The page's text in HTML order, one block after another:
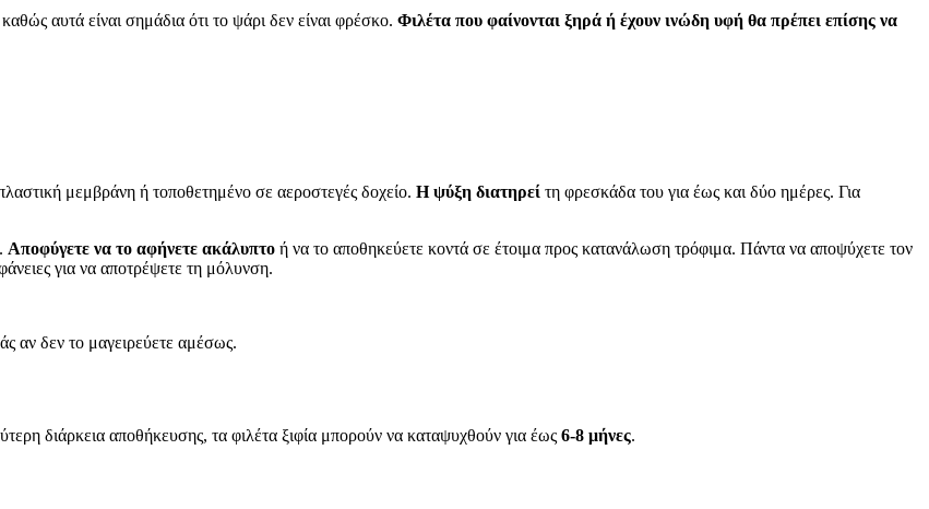
αυτά είναι σημάδια ότι το ψάρι δεν είναι φρέσκο. Φιλέτα που φαίνονται ξηρά ή έχουν ινώδη υφή θα πρέπει επίσης να
μεμβράνη ή τοποθετημένο σε αεροστεγές δοχείο. Η ψύξη διατηρεί τη φρεσκάδα του για έως και δύο ημέρες. Για
Αποφύγετε να το αφήνετε ακάλυπτο ή να το αποθηκεύετε κοντά σε έτοιμα προς κατανάλωση τρόφιμα. Πάντα να αποψύχετε τον
για να αποτρέψετε τη μόλυνση.
αν δεν το μαγειρεύετε αμέσως.
διάρκεια αποθήκευσης, τα φιλέτα ξιφία μπορούν να καταψυχθούν για έως 6-8 μήνες.